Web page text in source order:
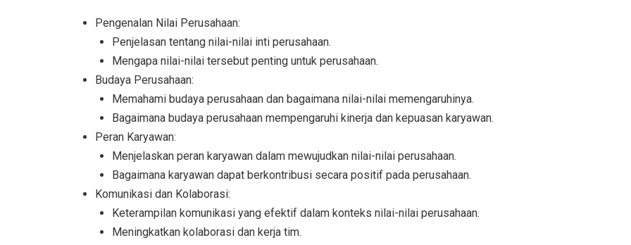
Pengenalan Nilai Perusahaan:
Penjelasan tentang nilai-nilai inti perusahaan.
Mengapa nilai-nilai tersebut penting untuk perusahaan.
Budaya Perusahaan:
Memahami budaya perusahaan dan bagaimana nilai-nilai memengaruhinya.
Bagaimana budaya perusahaan mempengaruhi kinerja dan kepuasan karyawan.
Peran Karyawan:
Menjelaskan peran karyawan dalam mewujudkan nilai-nilai perusahaan.
Bagaimana karyawan dapat berkontribusi secara positif pada perusahaan.
Komunikasi dan Kolaborasi:
Keterampilan komunikasi yang efektif dalam konteks nilai-nilai perusahaan.
Meningkatkan kolaborasi dan kerja tim.